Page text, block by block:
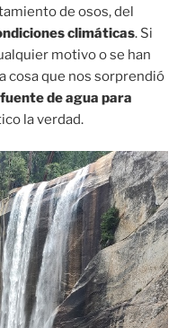
de osos, del
climáticas. Si
motivo o se han
cosa que nos sorprendió
fuente de agua para
la verdad.